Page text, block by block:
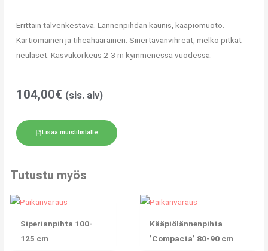
Erittäin talvenkestävä. Lännenpihdan kaunis, kääpiömuoto.
Kartiomainen ja tiheähaarainen. Sinertävänvihreät, melko pitkät
neulaset. Kasvukorkeus 2-3 m kymmenessä vuodessa.
104,00€ (sis. alv)
Lisää muistilistalle
Tutustu myös
Siperianpihta 100-
125 cm
Kääpiölännenpihta
’Compacta’ 80-90 cm